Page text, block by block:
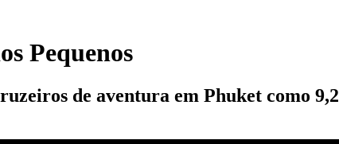
Pequenos
de aventura em Phuket como 9,2